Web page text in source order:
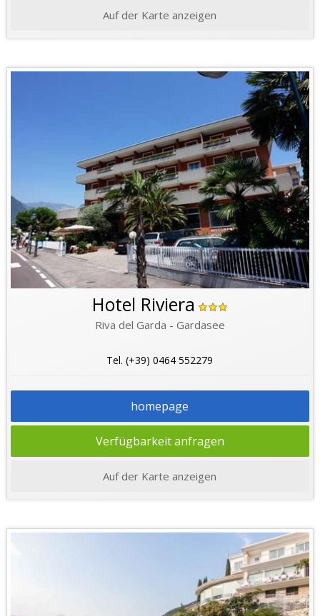
Auf der Karte anzeigen
Hotel Riviera
Riva del Garda - Gardasee
Tel. (+39) 0464 552279
homepage
Verfügbarkeit anfragen
Auf der Karte anzeigen